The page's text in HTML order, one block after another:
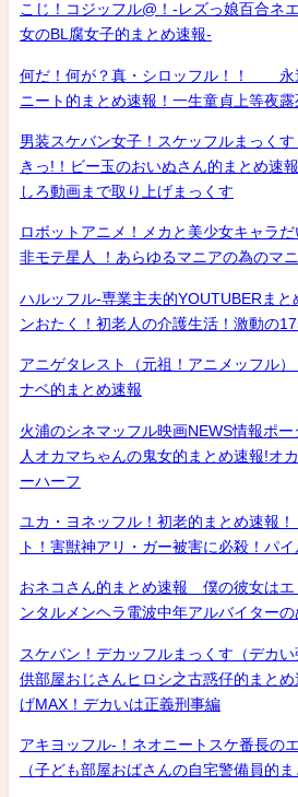
こじ！コジッフル@！-レズっ娘百合ネ
女のBL腐女子的まとめ速報-
何だ！何が？真・シロッフル！！ 永
ニート的まとめ速報！一生童貞上等夜露
男装スケバン女子！スケッフルまっく
きっ!！ビー玉のおいぬさん的まとめ速
しろ動画まで取り上げまっくす
ロボットアニメ！メカと美少女キャラ
非モテ星人 ！あらゆるマニアの為のマ
ハルッフル-専業主夫的YOUTUBERまと
ンおたく！初老人の介護生活！激動の
アニゲタレスト（元祖！アニメッフル
ナベ的まとめ速報
火浦のシネマッフル映画NEWS情報ポ
人オカマちゃんの鬼女的まとめ速報!オ
ーハーフ
ユカ・ヨネッフル！初老的まとめ速報
ト！害獣神アリ・ガー被害に必殺！パ
おネコさん的まとめ速報 僕の彼女はエ
ンタルメンヘラ電波中年アルバイター
スケバン！デカッフルまっくす（デカ
供部屋おじさんヒロシ之古惑仔的まと
げMAX！デカいは正義刑事編
アキヨッフル-！ネオニートスケ番長の
（子ども部屋おばさんの自宅警備員的ま